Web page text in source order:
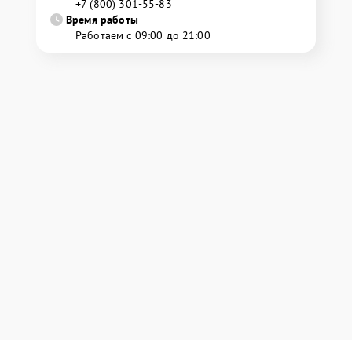
+7 (800) 301-55-83
Время работы
Работаем с 09:00 до 21:00